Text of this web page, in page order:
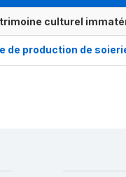
culturel
de production de